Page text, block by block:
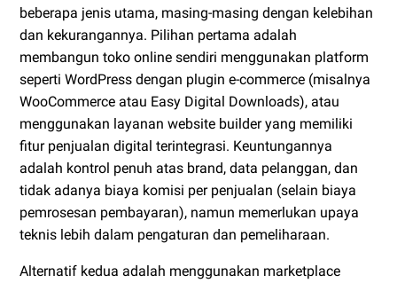
beberapa jenis utama, masing-masing dengan kelebihan
dan kekurangannya. Pilihan pertama adalah
membangun toko online sendiri menggunakan platform
seperti WordPress dengan plugin e-commerce (misalnya
WooCommerce atau Easy Digital Downloads), atau
menggunakan layanan website builder yang memiliki
fitur penjualan digital terintegrasi. Keuntungannya
adalah kontrol penuh atas brand, data pelanggan, dan
tidak adanya biaya komisi per penjualan (selain biaya
pemrosesan pembayaran), namun memerlukan upaya
teknis lebih dalam pengaturan dan pemeliharaan.
Alternatif kedua adalah menggunakan marketplace